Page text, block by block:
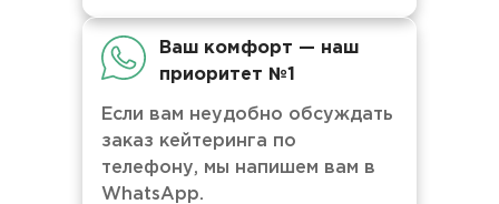
Ваш комфорт — наш
приоритет №1
Если вам неудобно обсуждать
заказ кейтеринга по
телефону, мы напишем вам в
WhatsApp.